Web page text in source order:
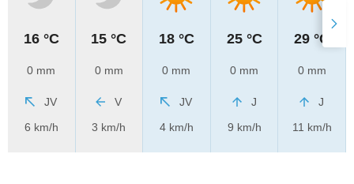
16 °C
0 mm
JV
6 km/h
15 °C
0 mm
V
3 km/h
18 °C
0 mm
JV
4 km/h
25 °C
0 mm
J
9 km/h
29 °C
0 mm
J
11 km/h